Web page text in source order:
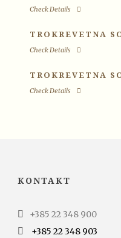
Check Details
TROKREVETNA
Check Details
TROKREVETNA
Check Details
KONTAKT
+385 22 348 900
+385 22 348 903